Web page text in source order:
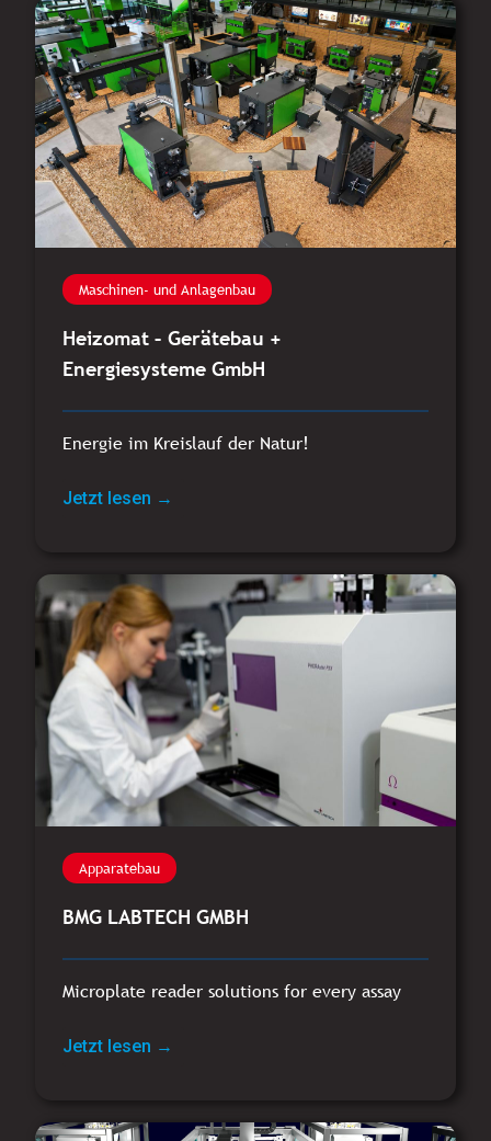
Maschinen- und Anlagenbau
Heizomat – Gerätebau +
Energiesysteme GmbH
Energie im Kreislauf der Natur!
Jetzt lesen →
Apparatebau
BMG LABTECH GMBH
Microplate reader solutions for every assay
Jetzt lesen →